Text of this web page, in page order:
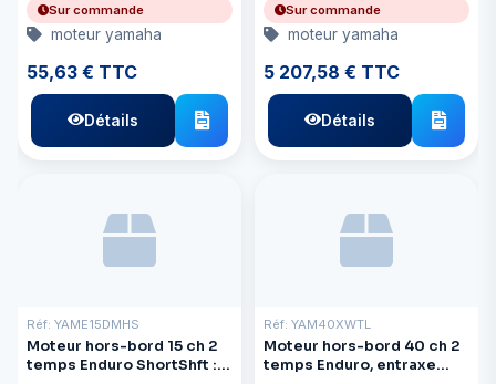
Sur commande
moteur yamaha
55,63 € TTC
Détails
Sur commande
moteur yamaha
5 207,58 € TTC
Détails
Réf: YAME15DMHS
Moteur hors-bord 15 ch 2
temps Enduro ShortShft :
Réf: YAM40XWTL
Moteur hors-bord 40 ch 2
temps Enduro, entraxe